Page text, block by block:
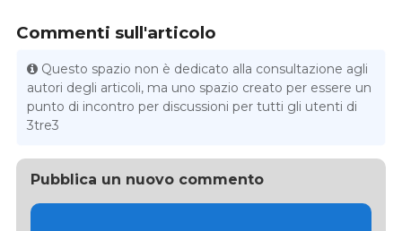
Commenti sull'articolo
Questo spazio non è dedicato alla consultazione agli
autori degli articoli, ma uno spazio creato per essere un
punto di incontro per discussioni per tutti gli utenti di
3tre3
Pubblica un nuovo commento